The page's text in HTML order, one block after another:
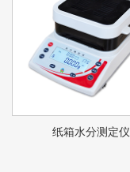
纸箱水分测定仪